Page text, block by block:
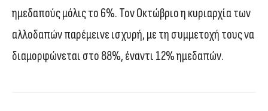
ημεδαπούς μόλις το 6%. Τον Οκτώβριο η κυριαρχία των
αλλοδαπών παρέμεινε ισχυρή, με τη συμμετοχή τους να
διαμορφώνεται στο 88%, έναντι 12% ημεδαπών.